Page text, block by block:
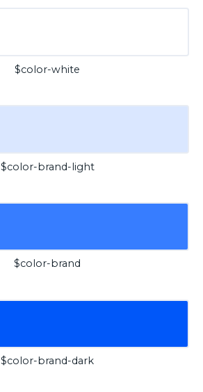
$color-white
$color-brand-light
$color-brand
$color-brand-dark